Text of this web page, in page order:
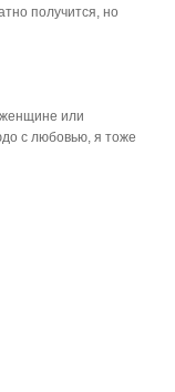
получится, но
женщине или
с любовью, я тоже